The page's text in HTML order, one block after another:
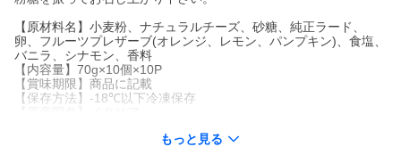
【原材料名】小麦粉、ナチュラルチーズ、砂糖、純正ラード、
卵、フルーツプレザーブ(オレンジ、レモン、パンプキン)、食塩、
バニラ、シナモン、香料
【内容量】70g×10個×10P
【賞味期限】商品に記載
【保存方法】-18℃以下冷凍保存
もっと見る